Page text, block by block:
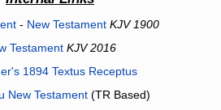
- New Testament KJV 1900
Testament KJV 2016
1894 Textus Receptus
New Testament(TR Based)